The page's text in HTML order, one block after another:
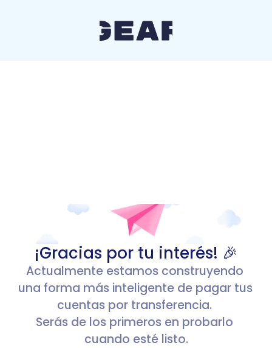
¡Gracias por tu interés! 🎉
Actualmente estamos construyendo
una forma más inteligente de pagar tus
cuentas por transferencia.
Serás de los primeros en probarlo
cuando esté listo.